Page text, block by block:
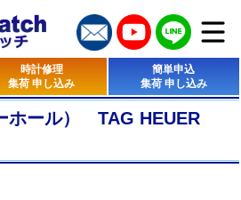
時計修理
集荷 申し込み
簡単申込
集荷 申し込み
ホール） TAG HEUER